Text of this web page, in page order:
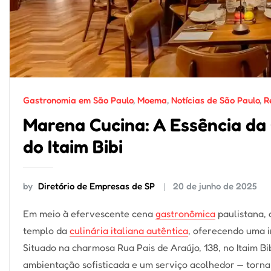
Gastronomia em São Paulo, Moema, Notícias de São Paulo,
Marena Cucina: A Essência
do Itaim Bibi
by Diretório de Empresas de SP 20 de junho de 2025
Em meio à efervescente cena gastronômica paulistana,
templo da culinária italiana autêntica, oferecendo uma
Situado na charmosa Rua Pais de Araújo, 138, no Itaim
ambientação sofisticada e um serviço acolhedor —